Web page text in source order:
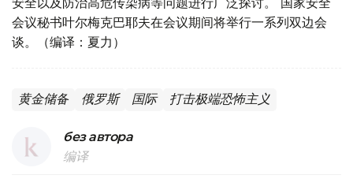
会议秘书叶尔梅克巴耶夫在会议期间将举行一系列双边会
谈。（编译：夏力）
黄金储备 俄罗斯 国际 打击极端恐怖主义
без автора
编译